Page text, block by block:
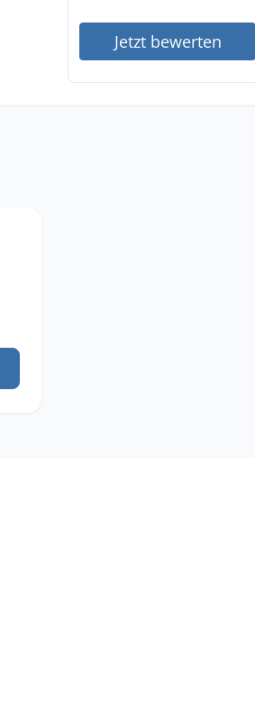
Jetzt bewerten